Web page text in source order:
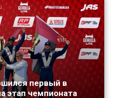
первый в
этап чемпионата